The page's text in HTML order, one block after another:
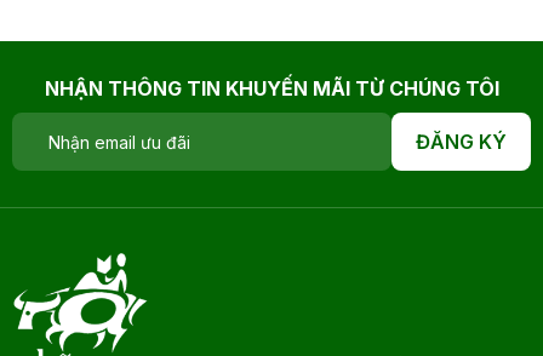
NHẬN THÔNG TIN KHUYẾN MÃI TỪ CHÚNG TÔI
ĐĂNG KÝ